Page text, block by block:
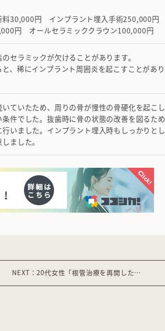
料30,000円 インプラント埋入手術250,000円
円 オールセラミッククラウン100,000円
セラミックが欠けることがあります。
、稀にインプラント周囲炎を起こすことがあり
ていたため、周りの骨が慢性の骨硬化を起こし
件でした。抜歯時に骨の状態の改善を図るため
いました。インプラント埋入時もしっかりとし
ました。
NEXT：20代女性「根管治療を再開したい、銀歯も白くしたい」根管治療後、ジルコニアインレーとジルコニアクラウンで修復した症例